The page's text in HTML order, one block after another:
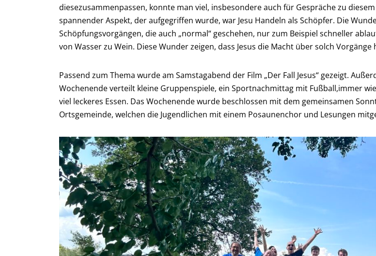
diesezusammenpassen, konnte man viel, insbesondere auch für Gespräche zu
spannender Aspekt, der aufgegriffen wurde, war Jesu Handeln als Schöpfer. Die
Schöpfungsvorgängen, die auch „normal“ geschehen, nur zum Beispiel schneller
von Wasser zu Wein. Diese Wunder zeigen, dass Jesus die Macht über solch Vorgänge
Passend zum Thema wurde am Samstagabend der Film „Der Fall Jesus“ gezeigt.
Wochenende verteilt kleine Gruppenspiele, ein Sportnachmittag mit Fußball,immer
viel leckeres Essen. Das Wochenende wurde beschlossen mit dem gemeinsamen
Ortsgemeinde, welchen die Jugendlichen mit einem Posaunenchor und Lesungen